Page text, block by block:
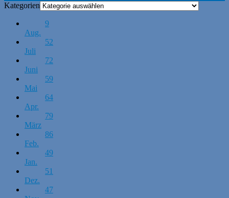
Kategorien
9
Aug.
52
Juli
72
Juni
59
Mai
64
Apr.
79
März
86
Feb.
49
Jan.
51
Dez.
47